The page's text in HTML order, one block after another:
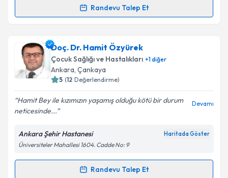
Randevu Talep Et
almanız için bir takvim hazırlandığında e-posta ile
bilgilendireceğiz.
E-posta Adresiniz
Metni'ni okudum ve kişisel verilerimin belirtilen
kapsamda işlenmesini kabul ediyorum.
Doç. Dr. Hamit Özyürek
Çocuk Sağlığı ve Hastalıkları +1diğer
Ankara, Çankaya
5 (12 Değerlendirme)
Hamit Bey ile kızımızın yaşamış olduğu kötü bir durum
neticesinde...
Devamı
Ankara Şehir Hastanesi Haritada Göster
Üniversiteler Mahallesi 1604. Cadde No: 9
Randevu Talep Et
Randevu Takvimi Talebi